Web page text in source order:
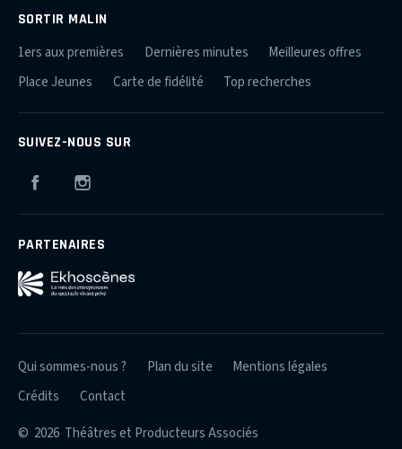
SORTIR MALIN
1ers aux premières Dernières minutes
Meilleures offres
Place Jeunes
Carte de fidélité Top recherches
SUIVEZ-NOUS SUR
Facebook
PARTENAIRES
© 2026 Théâtres et Producteurs Associés
Qui sommes-nous ? Plan du site
Mentions légales
Crédits
Contact